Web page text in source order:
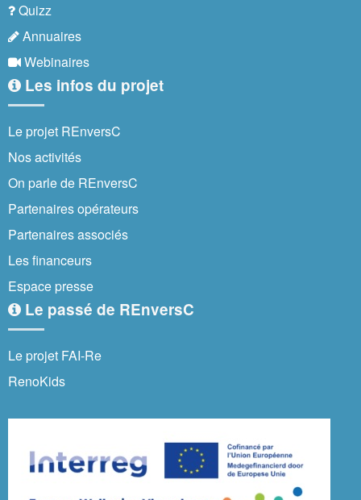
Quizz
Annuaires
Webinaires
Les infos du projet
Le projet REnversC
Nos activités
On parle de REnversC
Partenaires opérateurs
Partenaires associés
Les financeurs
Espace presse
Le passé de REnversC
Le projet FAI-Re
RenoKids